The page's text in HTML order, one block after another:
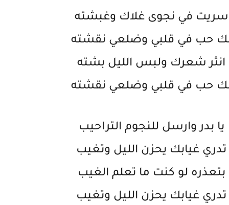
سريت في نجوى غلاك وغبشته
حب في قلبي وضلعي نقشته
انثر شعرك ولبس الليل بشته
حب في قلبي وضلعي نقشته
يا بدر وارسل للنجوم التراحيب
تدري غيابك يحزن الليل وتغيب
بتعذره لو كنت ما تعلم الغيب
تدري غيابك يحزن الليل وتغيب